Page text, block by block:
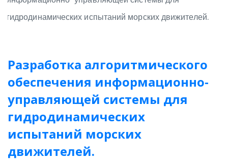
Разработка алгоритмического
обеспечения информационно-
управляющей системы для
гидродинамических
испытаний морских
движителей.